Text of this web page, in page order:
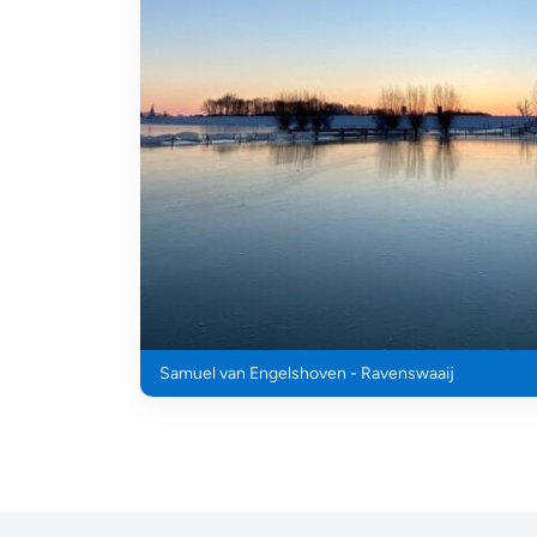
Samuel van Engelshoven - Ravenswaaij